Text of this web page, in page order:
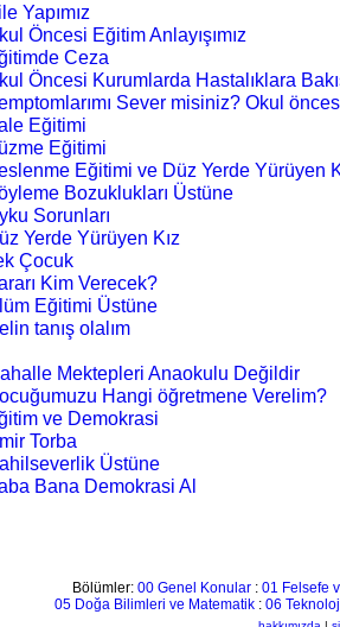
Yapımız
Öncesi Eğitim Anlayışımız
Ceza
Öncesi Kurumlarda Hastalıklara
Sever misiniz? Okul
Eğitimi
Eğitimi
Eğitimi ve Düz Yerde Yürüyen
Bozuklukları Üstüne
Sorunları
Yerde Yürüyen Kız
Çocuk
Kim Verecek?
Eğitimi Üstüne
tanış olalım
Mektepleri Anaokulu Değildir
Hangi öğretmene Verelim?
ve Demokrasi
Torba
Üstüne
Bana Demokrasi Al
Bölümler: 00 Genel Konular: 01 Felsefe
05 Doğa Bilimleri ve Matematik : 06